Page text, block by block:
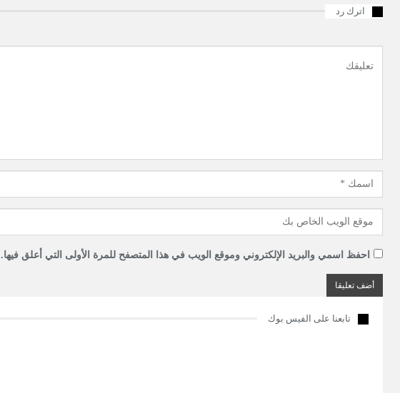
اترك رد
احفظ اسمي والبريد الإلكتروني وموقع الويب في هذا المتصفح للمرة الأولى التي أعلق فيها.
تابعنا على الفيس بوك